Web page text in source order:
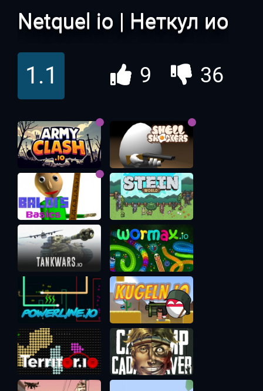
Netquel io | Неткул ио
1.1 9 36